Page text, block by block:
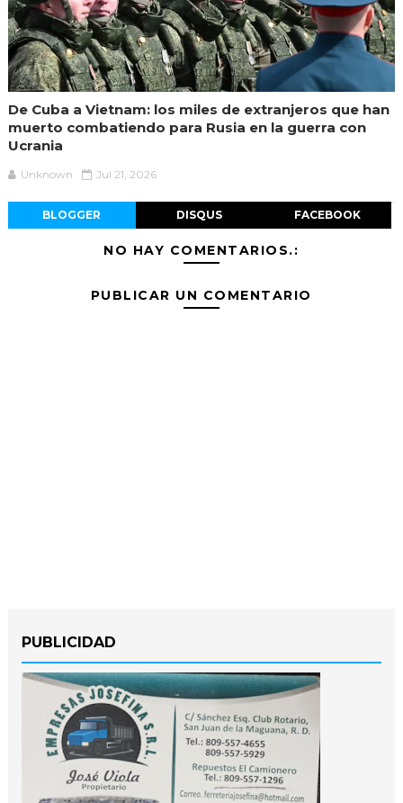
De Cuba a Vietnam: los miles de extranjeros que han
muerto combatiendo para Rusia en la guerra con
Ucrania
Unknown Jul 21, 2026
BLOGGER DISQUS FACEBOOK
NO HAY COMENTARIOS.:
PUBLICAR UN COMENTARIO
PUBLICIDAD